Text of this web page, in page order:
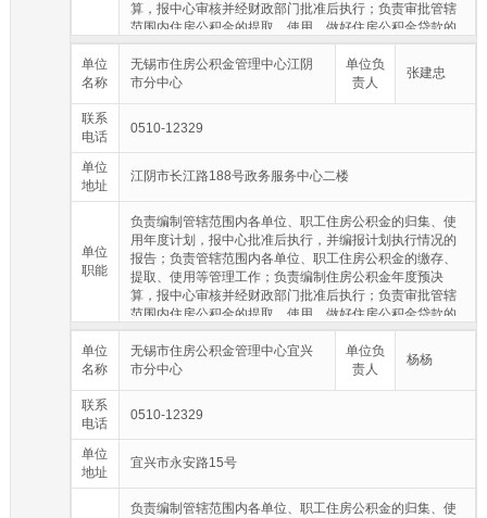
算，报中心审核并经财政部门批准后执行；负责审批管辖
范围内住房公积金的提取、使用，做好住房公积金贷款的
审批和贷后管理工作；负责管辖范围内住房公积金的核
算，确保住房公积金的保值和增值；负责管辖范围内住房
公积金归集、缴存、提取和使用等方面的行政执法工作；
承办市住房公积金管理中心交办的其他事项。
单位
名称
无锡市住房公积金管理中心江阴
市分中心
单位负
责人
张建忠
联系
电话
0510-12329
单位
地址
江阴市长江路188号政务服务中心二楼
单位
职能
负责编制管辖范围内各单位、职工住房公积金的归集、使
用年度计划，报中心批准后执行，并编报计划执行情况的
报告；负责管辖范围内各单位、职工住房公积金的缴存、
提取、使用等管理工作；负责编制住房公积金年度预决
算，报中心审核并经财政部门批准后执行；负责审批管辖
范围内住房公积金的提取、使用，做好住房公积金贷款的
审批和贷后管理工作；负责管辖范围内住房公积金的核
算，确保住房公积金的保值和增值；负责管辖范围内住房
公积金归集、缴存、提取和使用等方面的行政执法工作；
承办市住房公积金管理中心交办的其他事项。
单位
名称
无锡市住房公积金管理中心宜兴
市分中心
单位负
责人
杨杨
联系
电话
0510-12329
单位
地址
宜兴市永安路15号
负责编制管辖范围内各单位、职工住房公积金的归集、使